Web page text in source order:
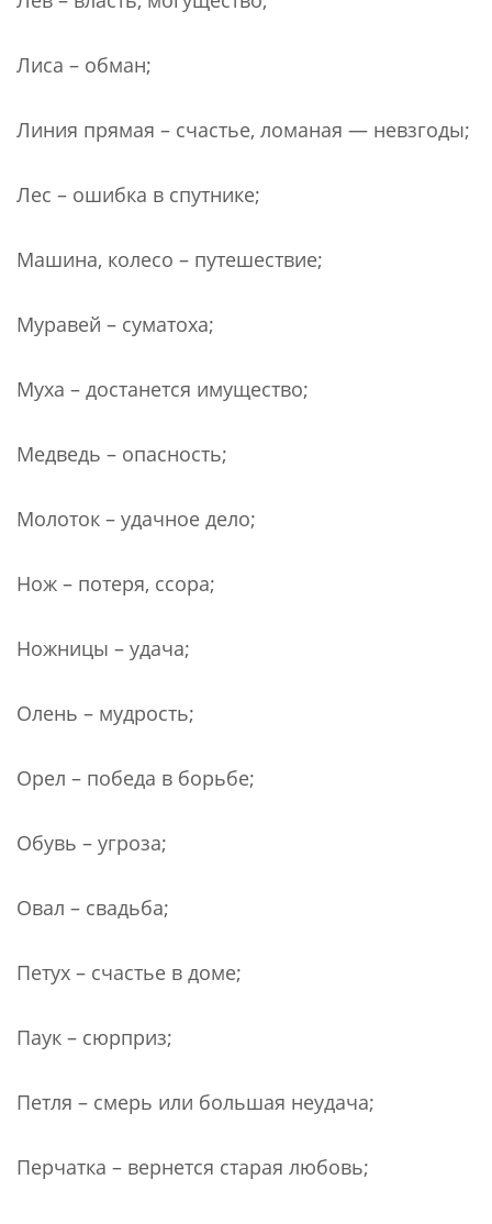
Лиса – обман;
Линия прямая – счастье, ломаная — невзгоды;
Лес – ошибка в спутнике;
Машина, колесо – путешествие;
Муравей – суматоха;
Муха – достанется имущество;
Медведь – опасность;
Молоток – удачное дело;
Нож – потеря, ссора;
Ножницы – удача;
Олень – мудрость;
Орел – победа в борьбе;
Обувь – угроза;
Овал – свадьба;
Петух – счастье в доме;
Паук – сюрприз;
Петля – смерь или большая неудача;
Перчатка – вернется старая любовь;